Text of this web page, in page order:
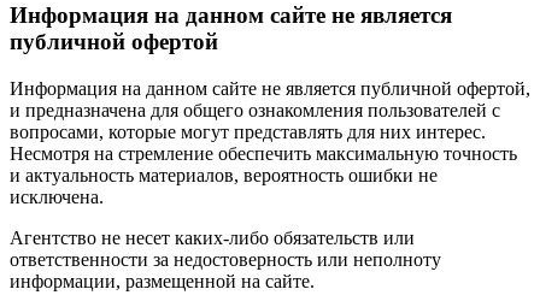
Информация на данном сайте не является
публичной офертой
Информация на данном сайте не является публичной офертой,
и предназначена для общего ознакомления пользователей с
вопросами, которые могут представлять для них интерес.
Несмотря на стремление обеспечить максимальную точность
и актуальность материалов, вероятность ошибки не
исключена.
Агентство не несет каких-либо обязательств или
ответственности за недостоверность или неполноту
информации, размещенной на сайте.